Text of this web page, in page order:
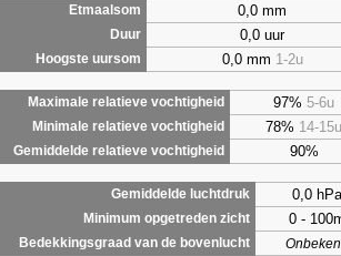
Etmaalsom 0,0 mm
Duur 0,0 uur
Hoogste uursom 0,0 mm 1-2u
Maximale relatieve vochtigheid 97% 5-6u
Minimale relatieve vochtigheid 78% 14-15u
Gemiddelde relatieve vochtigheid 90%
Gemiddelde luchtdruk 0,0 hPa
Minimum opgetreden zicht 0 -
Bedekkingsgraad van de bovenlucht